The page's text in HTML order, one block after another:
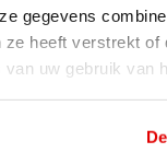
gegevens
ze heeft verstrekt of
uw gebruik van